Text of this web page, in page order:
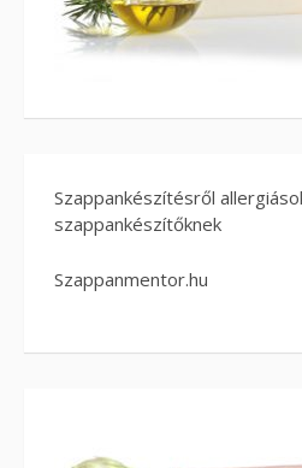
Szappankészítésről
szappankészítőknek
Szappanmentor.hu